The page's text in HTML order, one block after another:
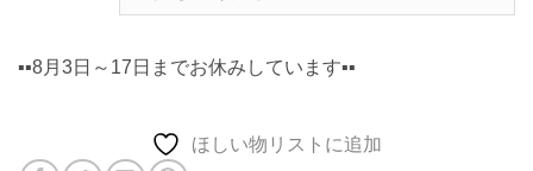
▪️▪️8月3日～17日までお休みしています▪️▪️
ほしい物リストに追加